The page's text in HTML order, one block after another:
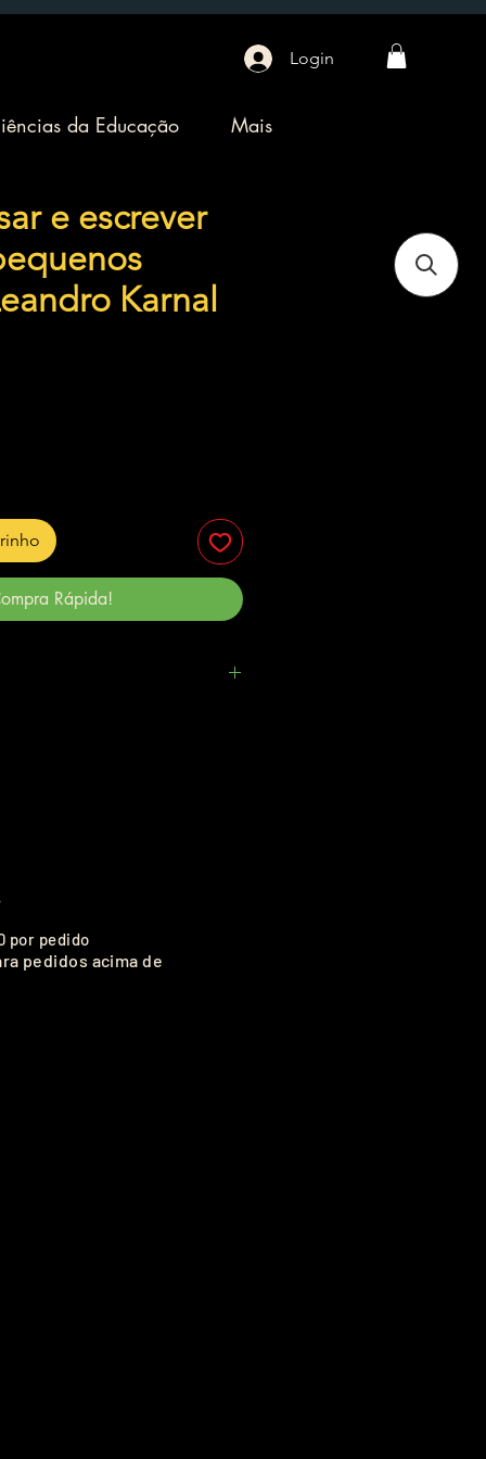
Login
da Educação Mais
e escrever
Karnal
Rápida!
por pedido
pedidos acima de